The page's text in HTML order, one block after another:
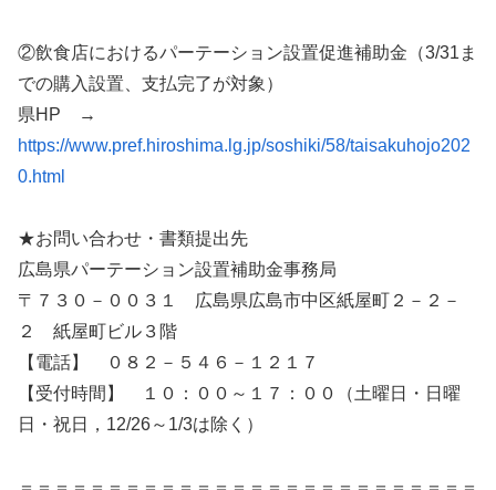
②飲食店におけるパーテーション設置促進補助金（3/31ま
での購入設置、支払完了が対象）
県HP →
https://www.pref.hiroshima.lg.jp/soshiki/58/taisakuhojo202
0.html
★お問い合わせ・書類提出先
広島県パーテーション設置補助金事務局
〒７３０－００３１ 広島県広島市中区紙屋町２－２－
２ 紙屋町ビル３階
【電話】 ０８２－５４６－１２１７
【受付時間】 １０：００～１７：００（土曜日・日曜
日・祝日，12/26～1/3は除く）